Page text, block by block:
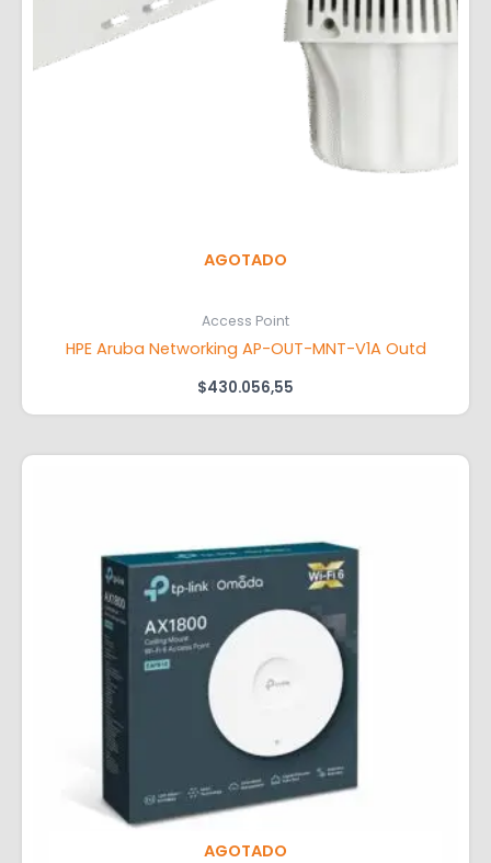
AGOTADO
Access Point
HPE Aruba Networking AP-OUT-MNT-V1A Outd
$430.056,55
AGOTADO